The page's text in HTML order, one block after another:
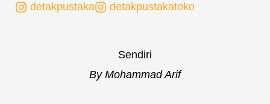
detakpustaka detakpustakatoko
Sendiri
By Mohammad Arif